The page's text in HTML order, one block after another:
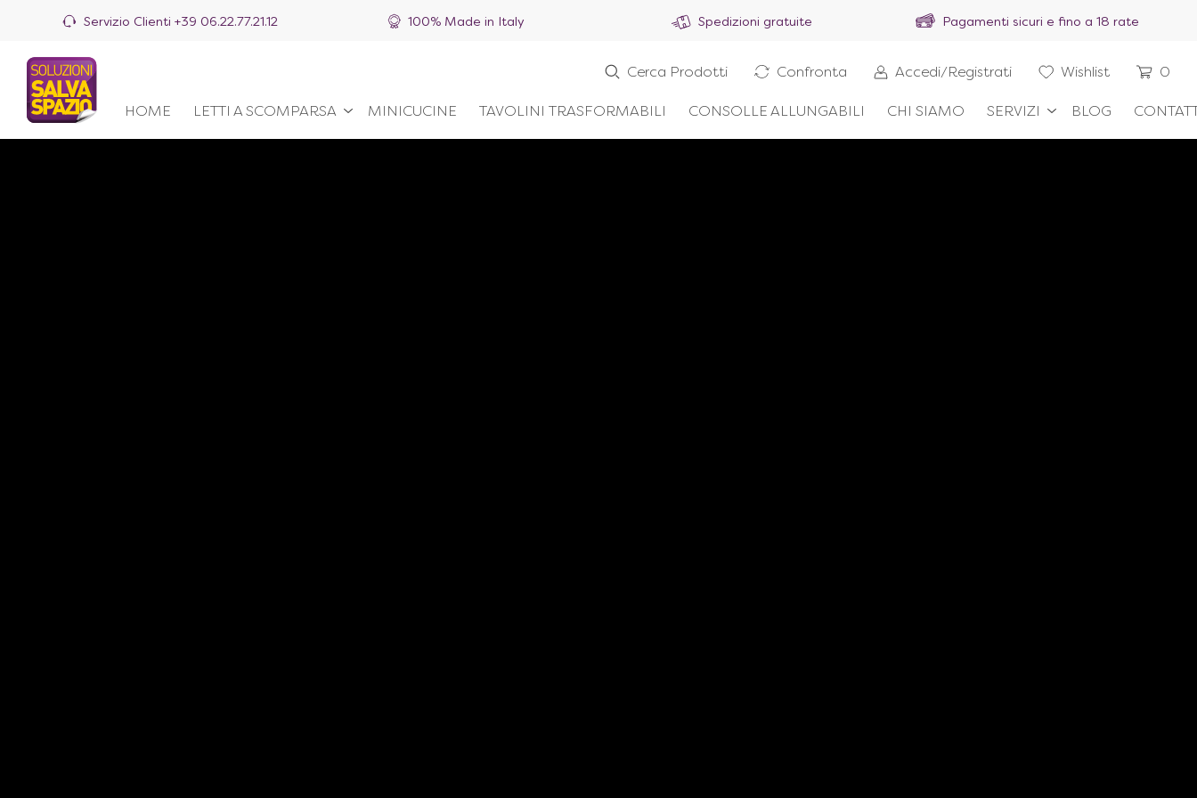
Servizio Clienti +39 06.22.77.21.12 100% Made in Italy Spedizioni gratuite Pagamenti sicuri e fino a 18 rate
HOME LETTI A SCOMPARSA MINICUCINE TAVOLINI TRASFORMABILI CONSOLLE ALLUNGABILI CHI SIAMO SERVIZI BLOG
Cerca Prodotti Confronta Accedi/Registrati Wishlist 0